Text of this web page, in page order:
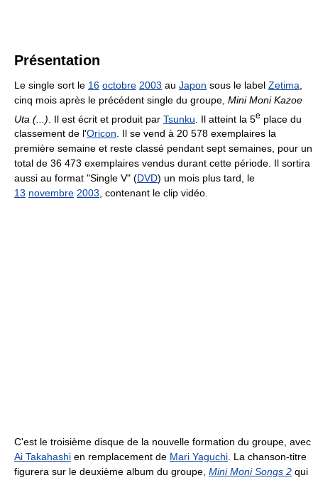
Présentation
Le single sort le 16 octobre 2003 au Japon sous le label Zetima
cinq mois après le précédent single du groupe, Mini Moni Kazoe
Uta (...) . Il est écrit et produit par Tsunku . Il atteint la 5e place du
classement de l'Oricon. Il se vend à 20 578 exemplaires la
première semaine et reste classé pendant sept semaines, pour un
total de 36 473 exemplaires vendus durant cette période. Il sortira
aussi au format "Single V" (DVD) un mois plus tard, le
13 novembre 2003, contenant le clip vidéo.
C'est le troisième disque de la nouvelle formation du groupe, avec
Ai Takahashi en remplacement de Mari Yaguchi. La chanson-titre
figurera sur le deuxième album du groupe, Mini Moni Songs 2 qui